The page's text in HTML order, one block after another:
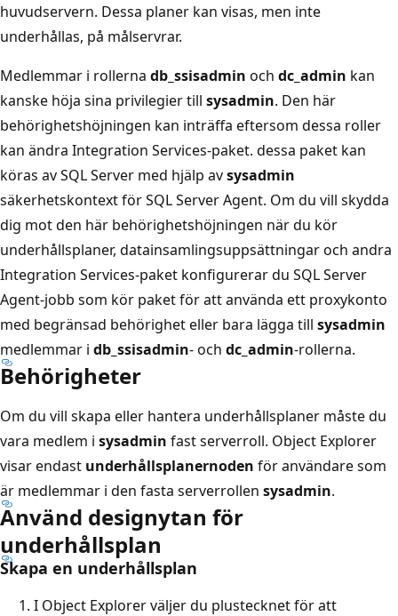
huvudservern. Dessa planer kan visas, men inte
underhållas, på målservrar.
Medlemmar i rollerna db_ssisadmin och dc_admin kan
kanske höja sina privilegier till sysadmin. Den här
behörighetshöjningen kan inträffa eftersom dessa roller
kan ändra Integration Services-paket. dessa paket kan
köras av SQL Server med hjälp avsysadmin
säkerhetskontext för SQL Server Agent. Om du vill skydda
dig mot den här behörighetshöjningen när du kör
underhållsplaner, datainsamlingsuppsättningar och andra
Integration Services-paket konfigurerar du SQL Server
Agent-jobb som kör paket för att använda ett proxykonto
med begränsad behörighet eller bara lägga till sysadmin
medlemmar i db_ssisadmin- och dc_admin-rollerna.
Behörigheter
Om du vill skapa eller hantera underhållsplaner måste du
vara medlem i sysadmin fast serverroll. Object Explorer
visar endast underhållsplanernoden för användare som
är medlemmar i den fasta serverrollen sysadmin.
Använd designytan för
underhållsplan
Skapa en underhållsplan
I Object Explorer väljer du plustecknet för att